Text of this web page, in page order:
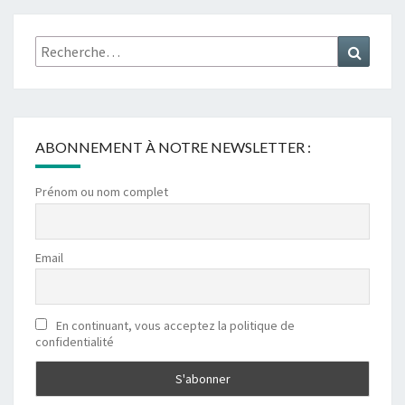
Rechercher :
ABONNEMENT À NOTRE NEWSLETTER :
Prénom ou nom complet
Email
En continuant, vous acceptez la politique de
confidentialité